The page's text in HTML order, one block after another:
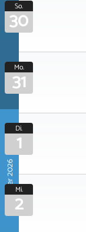
So.
30
Mo.
31
September 2026
Di.
1
Mi.
2